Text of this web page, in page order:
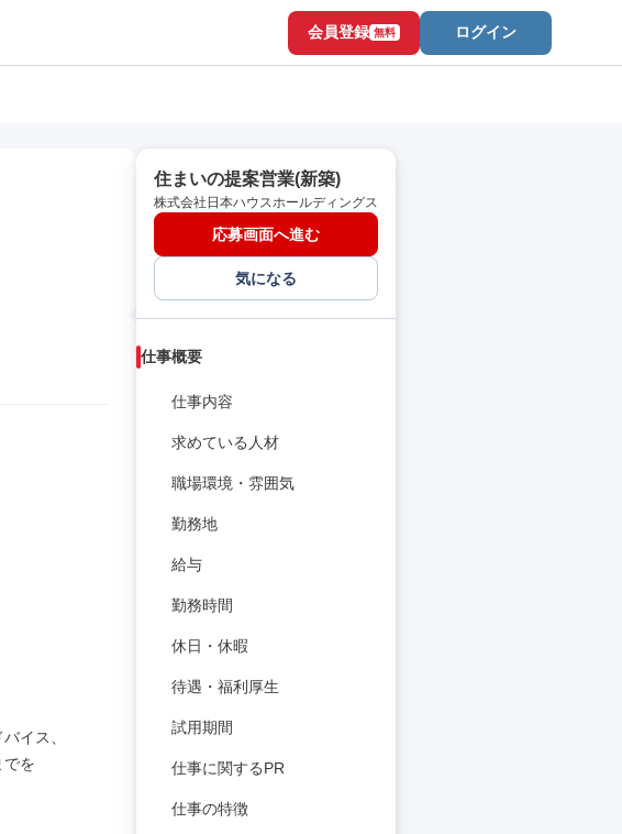
会員登録 無料 ログイン
イス、
でを
住まいの提案営業(新築)
株式会社日本ハウスホールディングス
応募画面へ進む
気になる
仕事概要
仕事内容
求めている人材
職場環境・雰囲気
勤務地
給与
勤務時間
休日・休暇
待遇・福利厚生
試用期間
仕事に関するPR
仕事の特徴